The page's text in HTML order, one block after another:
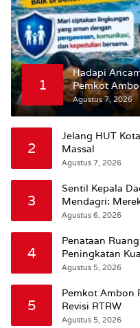
1
Hadapi
Pemkot
Agustus 7, 2026
2
Jelang HUT
Massal
Agustus 7, 2026
3
Sentil Kepala
Mendagri:
Agustus 6, 2026
4
Penataan
Peningkatan
Wattimena:
Agustus 5, 2026
5
Pemkot Ambon
Revisi RTRW
Agustus 5, 2026